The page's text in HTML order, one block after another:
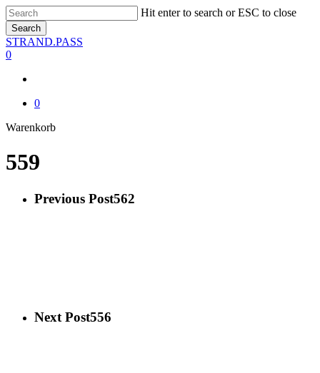
Skip
to
main
content
Hit enter to search or ESC to close
Search
Close
Search
STRAND.PASS
0
0
WarenkorbClose
559
Previous Post562
Next Post556